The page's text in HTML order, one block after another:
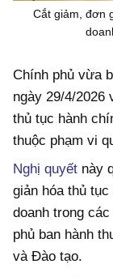
Cắt giảm, đơn
Chính phủ vừa
ngày 29/4/2026
thủ tục hành
thuộc phạm vi
Nghị quyết này
giản hóa thủ
doanh trong
phủ ban hành
và Đào tạo.